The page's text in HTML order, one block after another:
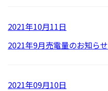
2021年10月11日
2021年9月売電量のお知らせ
2021年09月10日